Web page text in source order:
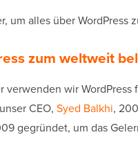
um alles über WordPress
zum weltweit
verwenden wir
CEO, Syed Balkhi,
gegründet, um das